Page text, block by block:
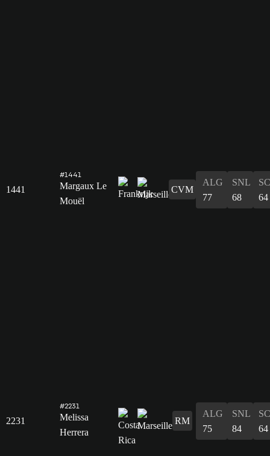
1441
#1441
Margaux Le
Mouël
CVM
ALG
77
SNL
68
64
2231
#2231
Melissa
Herrera
RM
ALG
75
SNL
84
64